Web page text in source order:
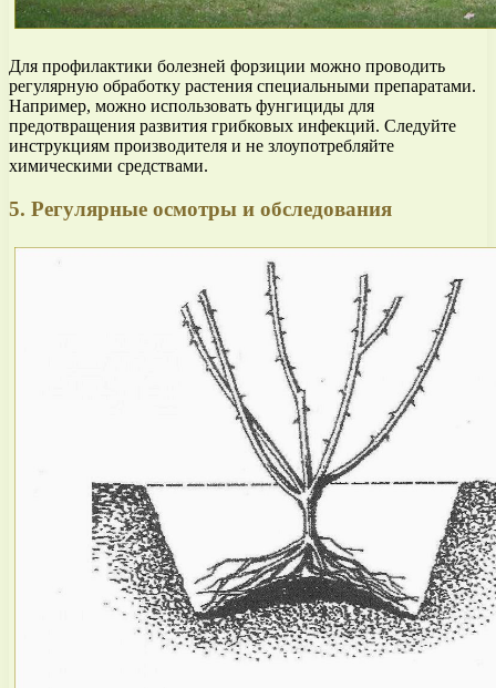
Для профилактики болезней форзиции можно проводить
регулярную обработку растения специальными препаратами.
Например, можно использовать фунгициды для
предотвращения развития грибковых инфекций. Следуйте
инструкциям производителя и не злоупотребляйте
химическими средствами.
5. Регулярные осмотры и обследования